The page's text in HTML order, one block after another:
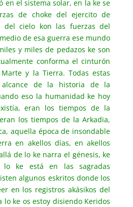
en el sistema solar, en la ke se
de choke del ejercito de
del cielo kon las fuerzas del
de esa guerra ese mundo
y miles de pedazos ke son
conforma el cinturón
y la Tierra. Todas estas
de la historia de la
eso la humanidad ke hoy
eran los tiempos de la
los tiempos de la Arkadia,
aquella época de insondable
en akellos días, en akellos
de lo ke narra el génesis, ke
ke está en las sagradas
algunos eskritos donde los
en los registros akásikos del
ke os estoy disiendo Keridos